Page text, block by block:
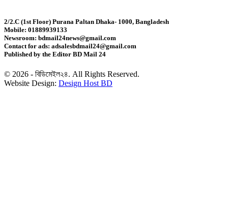
১০ বছরের জ্বালানি পরিকল্পনা সংসদে তুলে ধরবে সরকার :
প্রধানমন্ত্রী
সালমান শাহ হত্যা মামলায় ডন গ্রেফতার
নতুন ভোটার তালিকার দাবি-আপত্তির শেষ সময় ২৪ আগস্ট
2/2.C (1st Floor) Purana Paltan Dhaka- 1000, Bangladesh
Mobile: 01889939133
Newsroom: bdmail24news@gmail.com
Contact for ads: adsalesbdmail24@gmail.com
Published by the Editor BD Mail 24
© 2026 - বিডিমেইল২৪. All Rights Reserved.
Website Design: Design Host BD